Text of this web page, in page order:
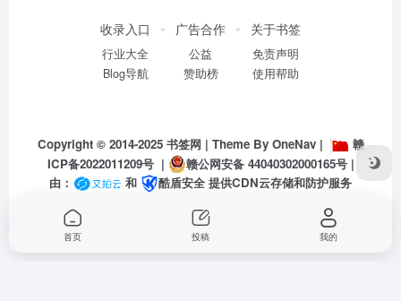
收录入口
行业大全
Blog导航
广告合作
公益
赞助榜
关于书签
免责声明
使用帮助
Copyright © 2014-2025 书签网 | Theme By OneNav|
赣
ICP备2022011209号| 赣公网安备 44040302000165号|
由：
和 酷盾安全 提供CDN云存储和防护服务
首页 投稿 我的